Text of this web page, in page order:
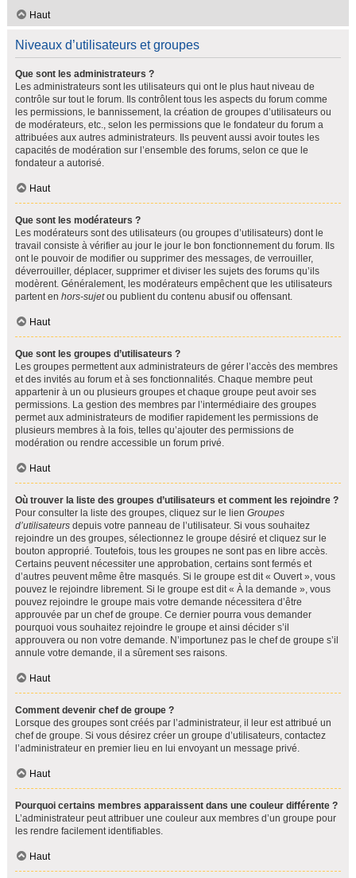
Haut
Niveaux d’utilisateurs et groupes
Que sont les administrateurs ?
Les administrateurs sont les utilisateurs qui ont le plus haut niveau de
contrôle sur tout le forum. Ils contrôlent tous les aspects du forum comme
les permissions, le bannissement, la création de groupes d’utilisateurs ou
de modérateurs, etc., selon les permissions que le fondateur du forum a
attribuées aux autres administrateurs. Ils peuvent aussi avoir toutes les
capacités de modération sur l’ensemble des forums, selon ce que le
fondateur a autorisé.
Haut
Que sont les modérateurs ?
Les modérateurs sont des utilisateurs (ou groupes d’utilisateurs) dont le
travail consiste à vérifier au jour le jour le bon fonctionnement du forum. Ils
ont le pouvoir de modifier ou supprimer des messages, de verrouiller,
déverrouiller, déplacer, supprimer et diviser les sujets des forums qu’ils
modèrent. Généralement, les modérateurs empêchent que les utilisateurs
partent en hors-sujetou publient du contenu abusif ou offensant.
Haut
Que sont les groupes d’utilisateurs ?
Les groupes permettent aux administrateurs de gérer l’accès des membres
et des invités au forum et à ses fonctionnalités. Chaque membre peut
appartenir à un ou plusieurs groupes et chaque groupe peut avoir ses
permissions. La gestion des membres par l’intermédiaire des groupes
permet aux administrateurs de modifier rapidement les permissions de
plusieurs membres à la fois, telles qu’ajouter des permissions de
modération ou rendre accessible un forum privé.
Haut
Où trouver la liste des groupes d’utilisateurs et comment les rejoindre ?
Pour consulter la liste des groupes, cliquez sur le lien Groupes
d’utilisateurs depuis votre panneau de l’utilisateur. Si vous souhaitez
rejoindre un des groupes, sélectionnez le groupe désiré et cliquez sur le
bouton approprié. Toutefois, tous les groupes ne sont pas en libre accès.
Certains peuvent nécessiter une approbation, certains sont fermés et
d’autres peuvent même être masqués. Si le groupe est dit « Ouvert », vous
pouvez le rejoindre librement. Si le groupe est dit « À la demande », vous
pouvez rejoindre le groupe mais votre demande nécessitera d’être
approuvée par un chef de groupe. Ce dernier pourra vous demander
pourquoi vous souhaitez rejoindre le groupe et ainsi décider s’il
approuvera ou non votre demande. N’importunez pas le chef de groupe s’il
annule votre demande, il a sûrement ses raisons.
Haut
Comment devenir chef de groupe ?
Lorsque des groupes sont créés par l’administrateur, il leur est attribué un
chef de groupe. Si vous désirez créer un groupe d’utilisateurs, contactez
l’administrateur en premier lieu en lui envoyant un message privé.
Haut
Pourquoi certains membres apparaissent dans une couleur différente ?
L’administrateur peut attribuer une couleur aux membres d’un groupe pour
les rendre facilement identifiables.
Haut